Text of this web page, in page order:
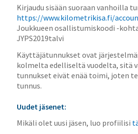
Kirjaudu sisään suoraan vanhoilla
https://www.kilometrikisa.fi/
Joukkueen osallistumiskoodi -
JYPS2019talvi
Käyttäjätunnukset ovat
kolmelta edelliseltä vuodelta, sitä
tunnukset eivät enää toimi, joten
tunnus.
Uudet jäsenet:
Mikäli olet uusi jäsen, luo profiilisi